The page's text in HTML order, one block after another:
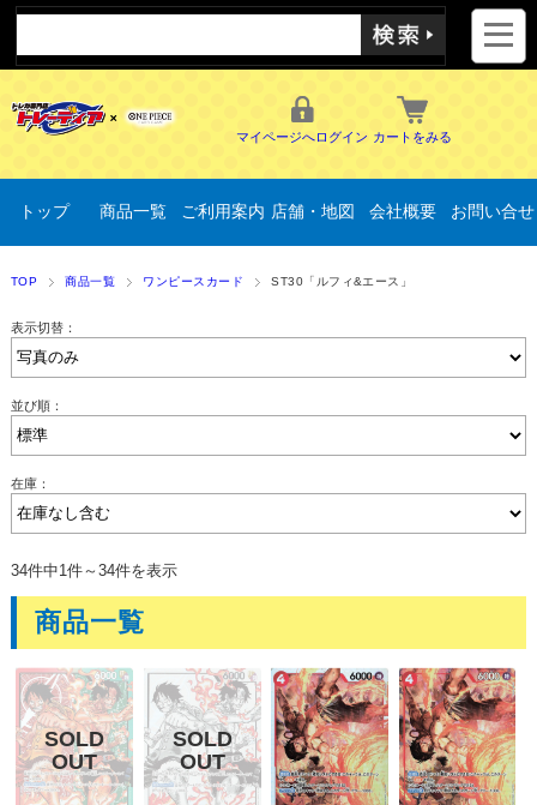
マイページへログイン カートをみる
トップ 商品一覧 ご利用案内 店舗・地図 会社概要 お問い合せ
TOP 商品一覧 ワンピースカード ST30「ルフィ&エース」
表示切替：
並び順：
在庫：
34件中1件～34件を表示
商品一覧